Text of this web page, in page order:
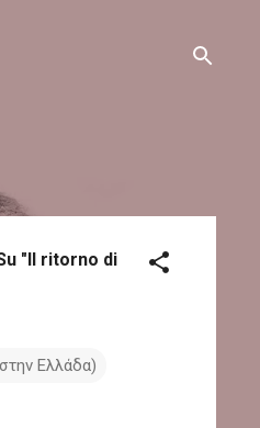
"Il ritorno di
Ελλάδα)